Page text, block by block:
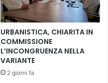
URBANISTICA, CHIARITA IN
COMMISSIONE
L’INCONGRUENZA NELLA
VARIANTE
2 giorni fa